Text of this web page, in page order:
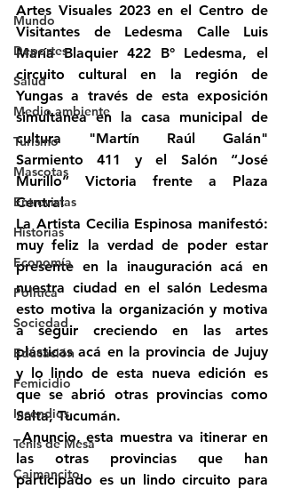
Mundo
Deportes
Salud
Medio ambiente
Turismo
Mascotas
Entrevistas
Historias
Economía
Politica
Sociedad
Educación
Femicidio
Incendios
Tenis de Mesa
Caimancito
Artes Visuales 2023 en el Centro de
Visitantes de Ledesma Calle Luis
María Blaquier 422 B° Ledesma, el
circuito cultural en la región de
Yungas a través de esta exposición
simultánea en la casa municipal de
cultura "Martín Raúl Galán"
Sarmiento 411 y el Salón “José
Murillo” Victoria frente a Plaza
Central
La Artista Cecilia Espinosa manifestó:
muy feliz la verdad de poder estar
presente en la inauguración acá en
nuestra ciudad en el salón Ledesma
esto motiva la organización y motiva
a seguir creciendo en las artes
plásticas acá en la provincia de Jujuy
y lo lindo de esta nueva edición es
que se abrió otras provincias como
Salta, Tucumán.
Anuncio, esta muestra va itinerar en
las otras provincias que han
participado es un lindo circuito para